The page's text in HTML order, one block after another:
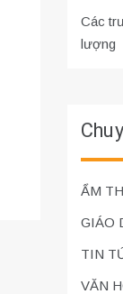
Các
lượng
ẨM
GIÁO
TIN
VĂN